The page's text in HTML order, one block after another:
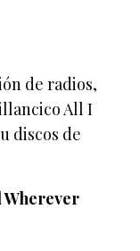
de radios,
All I
discos de
Wherever